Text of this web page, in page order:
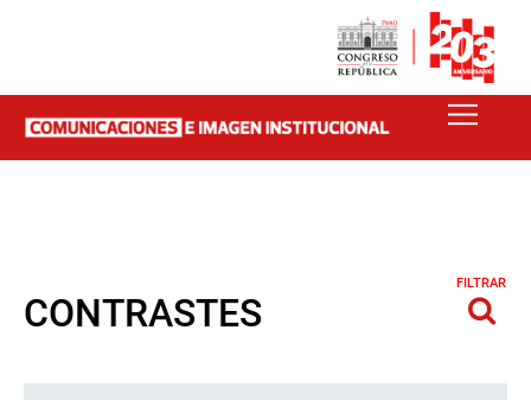
CONTRASTES
FILTRAR